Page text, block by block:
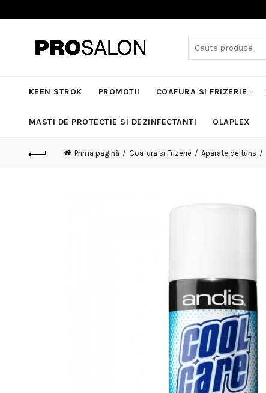
KEEN STROK PROMOTII COAFURA SI FRIZERIE
MASTI DE PROTECTIE SI DEZINFECTANTI OLAPLEX
Prima pagină Coafura si Frizerie Aparate de tuns